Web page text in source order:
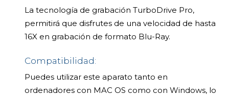
La tecnología de grabación TurboDrive Pro,
permitirá que disfrutes de una velocidad de hasta
16X en grabación de formato Blu-Ray.
Compatibilidad:
Puedes utilizar este aparato tanto en
ordenadores con MAC OS como con Windows, lo